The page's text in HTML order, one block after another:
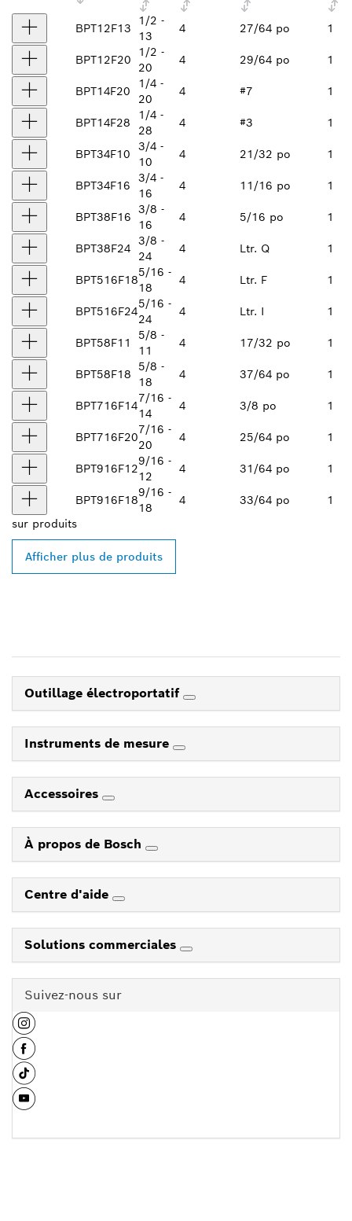
BPT12F13
1/2 -
13
4 27/64 po 1
BPT12F20
1/2 -
20
4 29/64 po 1
BPT14F20
1/4 -
20
4 #7 1
BPT14F28
1/4 -
28
4 #3 1
BPT34F10
3/4 -
10
4 21/32 po 1
BPT34F16
3/4 -
16
4 11/16 po 1
BPT38F16
3/8 -
16
4 5/16 po 1
BPT38F24
3/8 -
24
4 Ltr. Q 1
BPT516F18
5/16 -
18
4 Ltr. F 1
BPT516F24
5/16 -
24
4 Ltr. I 1
BPT58F11
5/8 -
11
4 17/32 po 1
BPT58F18
5/8 -
18
4 37/64 po 1
BPT716F14
7/16 -
14
4 3/8 po 1
BPT716F20
7/16 -
20
4 25/64 po 1
BPT916F12
9/16 -
12
4 31/64 po 1
BPT916F18
9/16 -
18
4 33/64 po
1
sur produits
Afficher plus de produits
Outillage électroportatif
Instruments de mesure
Accessoires
À propos de Bosch
Centre d'aide
Solutions commerciales
Suivez-nous sur